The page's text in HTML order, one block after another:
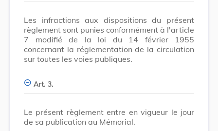
Les infractions aux dispositions du présent
règlement sont punies conformément à l'article
7 modifié de la loi du 14 février 1955
concernant la réglementation de la circulation
sur toutes les voies publiques.
Art. 3.
Le présent règlement entre en vigueur le jour
de sa publication au Mémorial.